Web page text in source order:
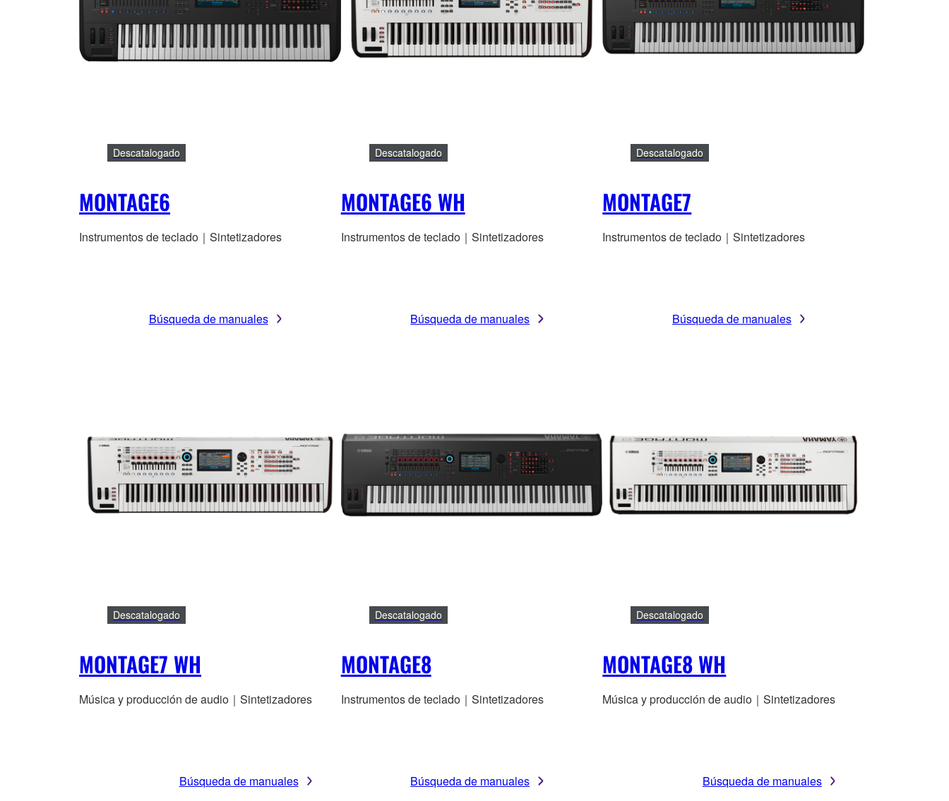
MONTAGE6
Descatalogado
Instrumentos de teclado｜Sintetizadores
Búsqueda de manuales
MONTAGE6 WH
Descatalogado
Instrumentos de teclado｜Sintetizadores
Búsqueda de manuales
MONTAGE7
Descatalogado
Instrumentos de teclado｜Sintetizadores
Búsqueda de manuales
MONTAGE7 WH
Descatalogado
Música y producción de audio｜Sintetizadores
Búsqueda de manuales
MONTAGE8
Descatalogado
Instrumentos de teclado｜Sintetizadores
Búsqueda de manuales
MONTAGE8 WH
Descatalogado
Música y producción de audio｜Sintetizadores
Búsqueda de manuales